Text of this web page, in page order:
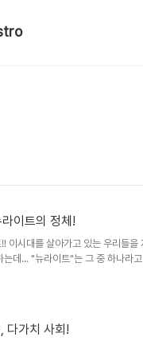
이트의 정체!
이시대를 살아가고 있는 우리들을
데... "뉴라이트"는 그 중 하나라
필명 "각골명심 님"의 글을 일부 추
의 변신을 시도할 수 밖에 없다는
다가치 사회!